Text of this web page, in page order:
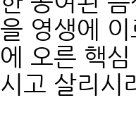
을 영생에
에 오른 핵
시고 살리시